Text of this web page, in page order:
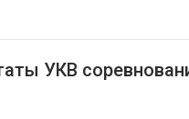
УКВ